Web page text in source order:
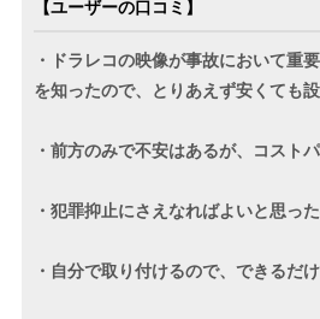
【ユーザーの口コミ】
・ドラレコの映像が事故において重
を知ったので、とりあえず安くても
・前方のみで不安はあるが、コスト
・犯罪抑止にさえなればよいと思っ
・自分で取り付けるので、できるだ